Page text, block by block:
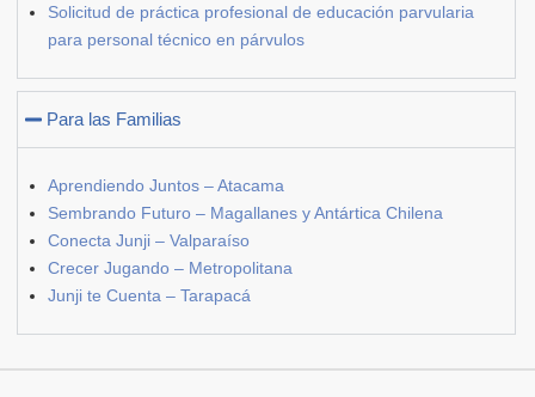
Solicitud de práctica profesional de educación parvularia
para personal técnico en párvulos
Para las Familias
Aprendiendo Juntos – Atacama
Sembrando Futuro – Magallanes y Antártica Chilena
Conecta Junji – Valparaíso
Crecer Jugando – Metropolitana
Junji te Cuenta – Tarapacá